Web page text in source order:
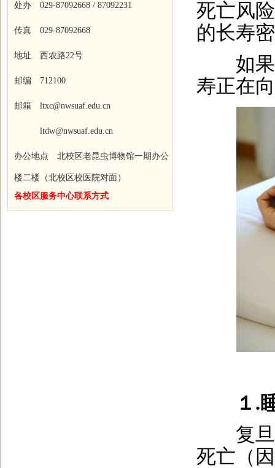
处办 029-87092668 / 87092231
传真 029-87092668
地址 西农路22号
邮编 712100
邮箱 ltxc@nwsuaf.edu.cn
ltdw@nwsuaf.edu.cn
办公地点 北校区老昆虫博物馆一期办公
楼二楼（北校区校医院对面）
各校区服务中心联系方式
死亡风
的长寿
如果
寿正在
１.
复旦
死亡（